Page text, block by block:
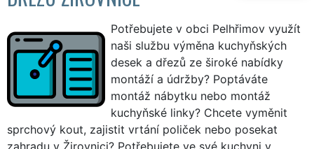
Potřebujete v obci Pelhřimov využít
naši službu výměna kuchyňských
desek a dřezů ze široké nabídky
montáží a údržby? Poptáváte
montáž nábytku nebo montáž
kuchyňské linky? Chcete vyměnit
sprchový kout, zajistit vrtání poliček nebo posekat
zahradu v Žirovnici? Potřebujete ve své kuchyni v